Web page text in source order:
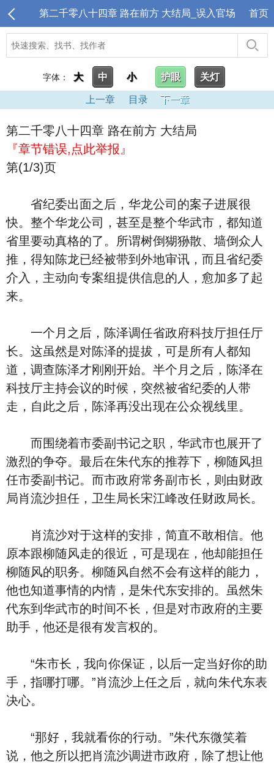
第二千零八十四章 路在前方 大结局_误入官场 首页
字体： 大 中 小 护眼 关灯
上一章 目录 下一章
第二千零八十四章 路在前方 大结局
『章节错误,点此举报』
第(1/3)页
省纪委出面之后，华龙公司的案子进展很
快。整个华龙公司，甚至是整个华武市，都知道
省里要动真格的了。所谓树倒猢狲散、墙倒众人
推，得知陈龙已经被带到外地审讯，而且省纪委
介入，主动向专案组提供信息的人，愈加多了起
来。
一个月之后，陈泽调任省政府科技厅担任厅
长。这虽然是对陈泽的提拔，可是所有人都知
道，调查陈泽才刚刚开始。半个月之后，陈泽在
科技厅主持会议的时候，突然被省纪委的人带
走，自此之后，陈泽再没出现在公众视线里。
而围绕着市委副书记之职，华武市也展开了
激烈的争夺。最后在朱代东的推荐下，柳随风担
任市委副书记。而市政府常务副市长，则由财政
局肖流沙担任，卫生局长宋江峰改任财政局长。
肖流沙对于这样的安排，简直不敢相信。他
原本跟柳随风走的很近，可是现在，他却能担任
柳随风的职务。柳随风自然不会有这样的能力，
他也知道事情的内情，是朱代东安排的。虽然朱
代东到华武市的时间不长，但是对市政府的主要
助手，他还是很有发言权的。
“朱市长，我向你保证，以后一定当好你的助
手，指哪打哪。”肖流沙上任之后，就向朱代东表
决心。
“那好，我就看你的行动。”朱代东微笑着
说，他之所以把肖流沙调进市政府，除了想让他